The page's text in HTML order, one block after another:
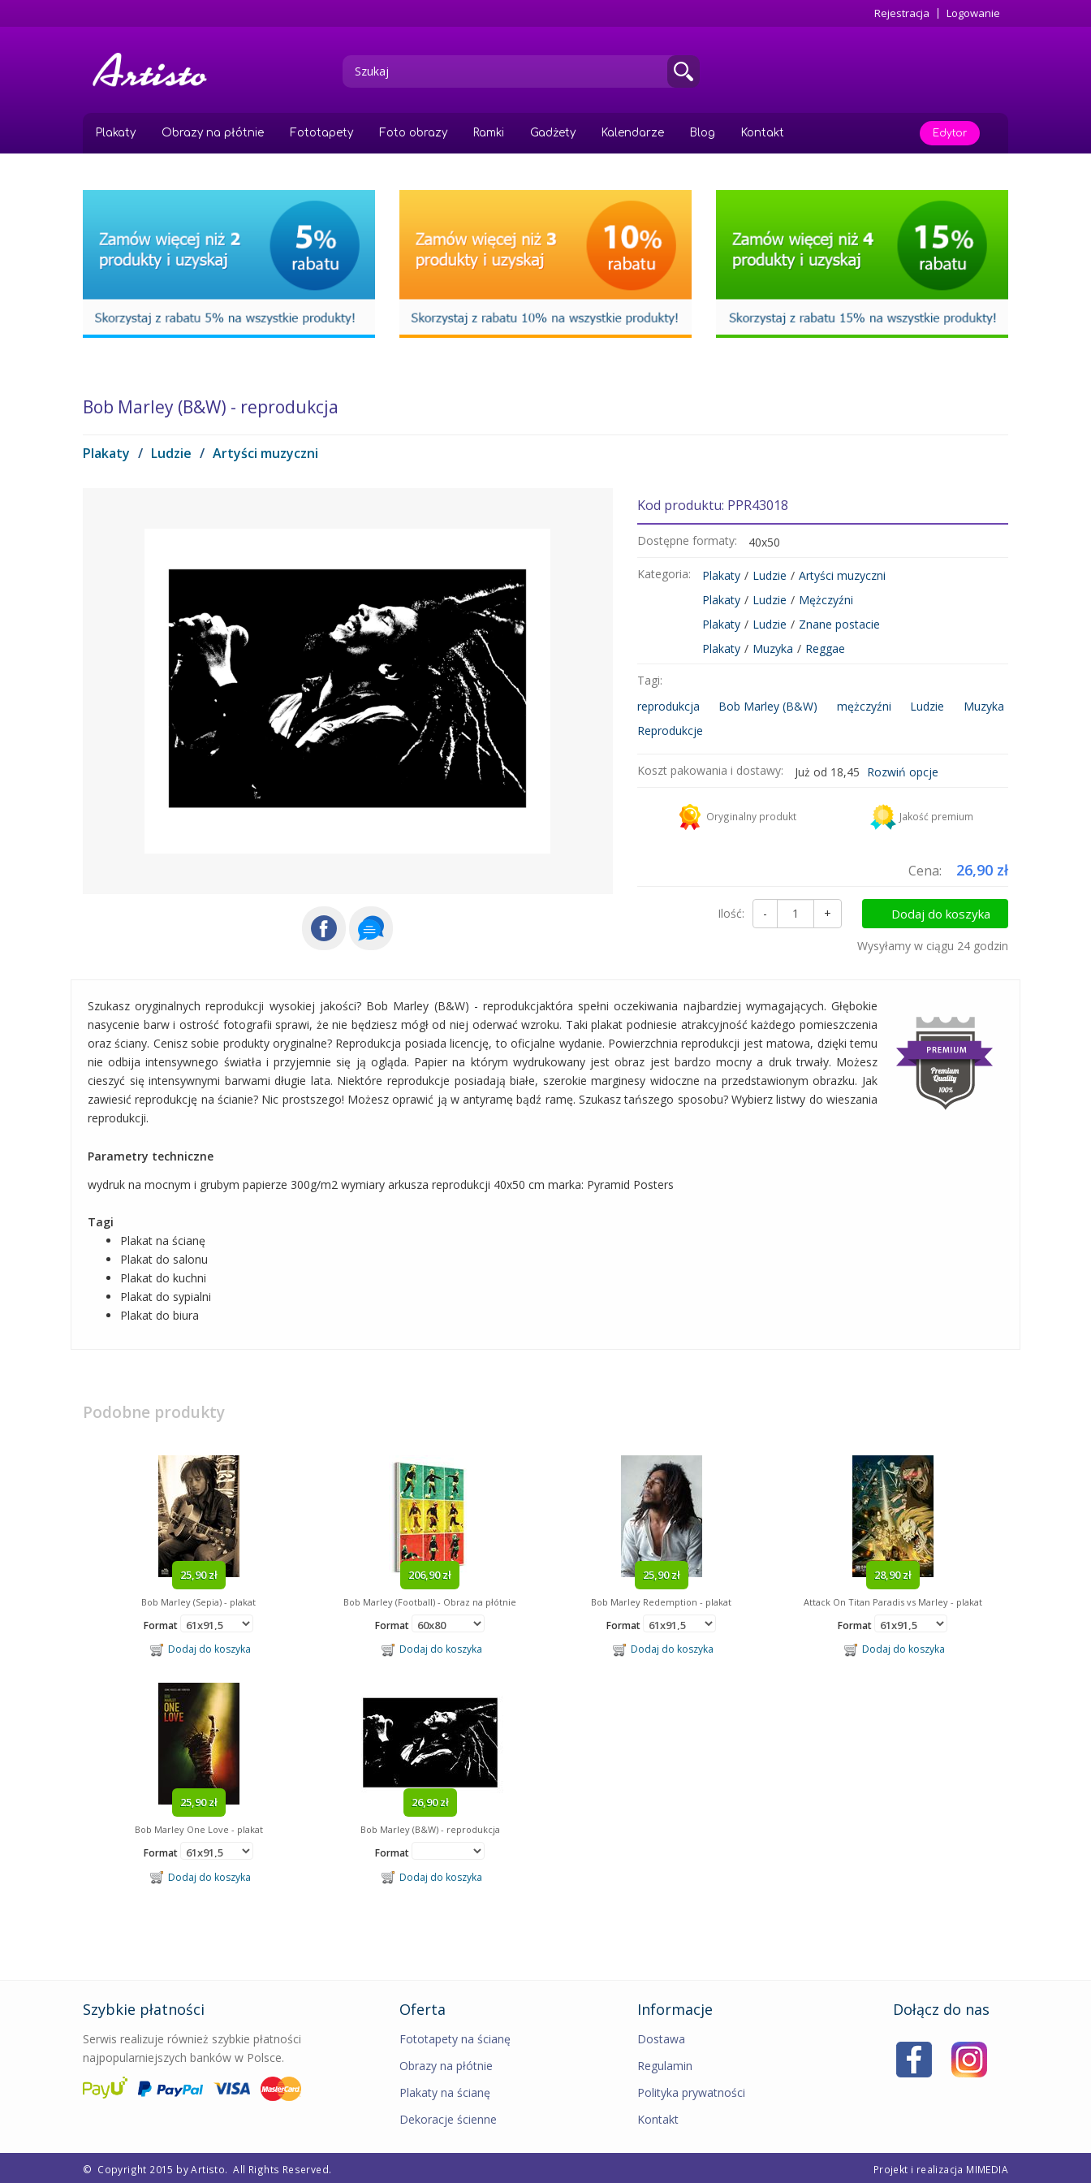
do
Rejestracja Logowanie
Plakaty Obrazy na płótnie Fototapety Foto obrazy Ramki Gadżety Kalendarze Blog Kontakt Edytor
Bob Marley (B&W) - reprodukcja
Plakaty / Ludzie / Artyści muzyczni
Kod produktu: PPR43018
Dostępne formaty: 40x50
Kategoria: Plakaty / Ludzie / Artyści muzyczni
Plakaty / Ludzie / Mężczyźni
Plakaty / Ludzie / Znane postacie
Plakaty / Muzyka / Reggae
Tagi:
reprodukcja
Bob Marley (B&W) mężczyźni Ludzie
Muzyka
Reprodukcje
Koszt pakowania i dostawy: Już od 18,45 Rozwiń opcje
Kurier DHL
Dodaj więcej produktów do koszyka i zapłać za wysyłkę tylko raz!
Oryginalny produkt Jakość premium
Cena: 26,90 zł
Dodaj do koszyka
Ilość: - +
Wysyłamy w ciągu 24 godzin
Szukasz oryginalnych reprodukcji wysokiej jakości? Bob Marley (B&W) - reprodukcjaktóra spełni oczekiwania najbardziej wymagających. Głębokie
nasycenie barw i ostrość fotografii sprawi, że nie będziesz mógł od niej oderwać wzroku. Taki plakat podniesie atrakcyjność każdego pomieszczenia
oraz ściany. Cenisz sobie produkty oryginalne? Reprodukcja posiada licencję, to oficjalne wydanie. Powierzchnia reprodukcji jest matowa, dzięki temu
nie odbija intensywnego światła i przyjemnie się ją ogląda. Papier na którym wydrukowany jest obraz jest bardzo mocny a druk trwały. Możesz
cieszyć się intensywnymi barwami długie lata. Niektóre reprodukcje posiadają białe, szerokie marginesy widoczne na przedstawionym obrazku. Jak
zawiesić reprodukcję na ścianie? Nic prostszego! Możesz oprawić ją w antyramę bądź ramę. Szukasz tańszego sposobu? Wybierz listwy do wieszania
reprodukcji.
Parametry techniczne
wydruk na mocnym i grubym papierze 300g/m2 wymiary arkusza reprodukcji 40x50 cm marka: Pyramid Posters
Tagi
Plakat na ścianę
Plakat do salonu
Plakat do kuchni
Plakat do sypialni
Plakat do biura
Podobne produkty
25,90 zł
Bob Marley (Sepia) - plakat
Format
Dodaj do koszyka
206,90 zł
Bob Marley (Football) - Obraz na płótnie
Format
Dodaj do koszyka
25,90 zł
Bob Marley Redemption - plakat
Format
Dodaj do koszyka
28,90 zł
Attack On Titan Paradis vs Marley - plakat
Format
Dodaj do koszyka
25,90 zł
Bob Marley One Love - plakat
Format
Dodaj do koszyka
26,90 zł
Bob Marley (B&W) - reprodukcja
Format
Dodaj do koszyka
Szybkie płatności
Serwis realizuje również szybkie płatności
najpopularniejszych banków w Polsce.
Oferta
Fototapety na ścianę
Obrazy na płótnie
Plakaty na ścianę
Dekoracje ścienne
Informacje
Dostawa
Regulamin
Polityka prywatności
Kontakt
Dołącz do nas
© Copyright 2015 by Artisto. All Rights Reserved. Projekt i realizacja MIMEDIA